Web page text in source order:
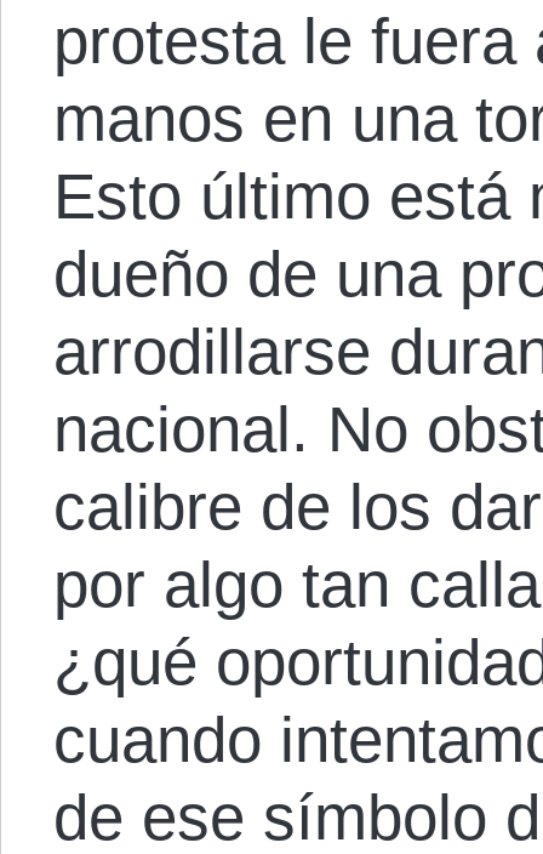
protesta le fuera
manos en una
Esto último está
dueño de una
arrodillarse
nacional. No
calibre de los
por algo tan
¿qué
cuando
de ese símbolo